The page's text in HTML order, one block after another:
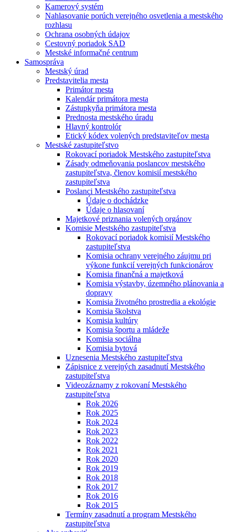
Kamerový systém
Nahlasovanie porúch verejného osvetlenia a mestského
rozhlasu
Ochrana osobných údajov
Cestovný poriadok SAD
Mestské informačné centrum
Samospráva
Mestský úrad
Predstavitelia mesta
Primátor mesta
Kalendár primátora mesta
Zástupkyňa primátora mesta
Prednosta mestského úradu
Hlavný kontrolór
Etický kódex volených predstaviteľov mesta
Mestské zastupiteľstvo
Rokovací poriadok Mestského zastupiteľstva
Zásady odmeňovania poslancov mestského
zastupiteľstva, členov komisií mestského
zastupiteľstva
Poslanci Mestského zastupiteľstva
Údaje o dochádzke
Údaje o hlasovaní
Majetkové priznania volených orgánov
Komisie Mestského zastupiteľstva
Rokovací poriadok komisií Mestského
zastupiteľstva
Komisia ochrany verejného záujmu pri
výkone funkcií verejných funkcionárov
Komisia finančná a majetková
Komisia výstavby, územného plánovania a
dopravy
Komisia životného prostredia a ekológie
Komisia školstva
Komisia kultúry
Komisia športu a mládeže
Komisia sociálna
Komisia bytová
Uznesenia Mestského zastupiteľstva
Zápisnice z verejných zasadnutí Mestského
zastupiteľstva
Videozáznamy z rokovaní Mestského
zastupiteľstva
Rok 2026
Rok 2025
Rok 2024
Rok 2023
Rok 2022
Rok 2021
Rok 2020
Rok 2019
Rok 2018
Rok 2017
Rok 2016
Rok 2015
Termíny zasadnutí a program Mestského
zastupiteľstva